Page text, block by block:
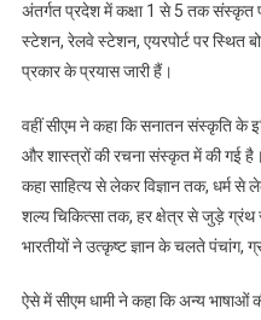
अंतर्गत प्रदेश में कक्षा 1 से 5 तक संस्कृत
स्टेशन, रेलवे स्टेशन, एयरपोर्ट पर स्थित
प्रकार के प्रयास जारी हैं।
वहीं सीएम ने कहा कि सनातन संस्कृति के
और शास्त्रों की रचना संस्कृत में की गई
कहा साहित्य से लेकर विज्ञान तक, धर्म
शल्य चिकित्सा तक, हर क्षेत्र से जुड़े
भारतीयों ने उत्कृष्ट ज्ञान के चलते पंचांग,
ऐसे में सीएम धामी ने कहा कि अन्य